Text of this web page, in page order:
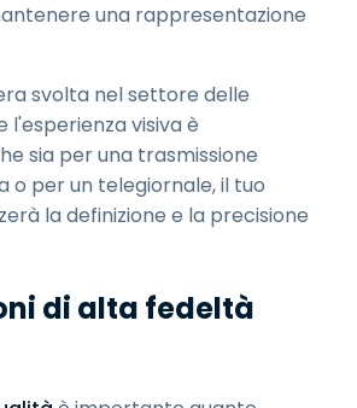
una rappresentazione
svolta nel settore delle
l'esperienza visiva è
sia per una trasmissione
o per un telegiornale, il tuo
la definizione e la precisione
di alta fedeltà